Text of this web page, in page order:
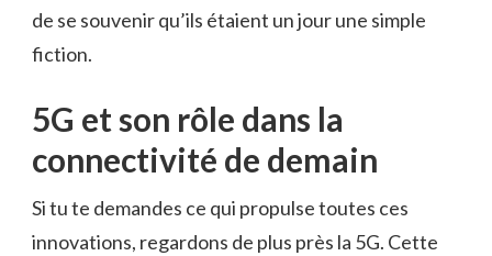
de se souvenir qu’ils étaient un jour une simple
fiction.
5G et son rôle dans la
connectivité de demain
Si tu te demandes ce qui propulse toutes ces
innovations, regardons de plus près la 5G. Cette